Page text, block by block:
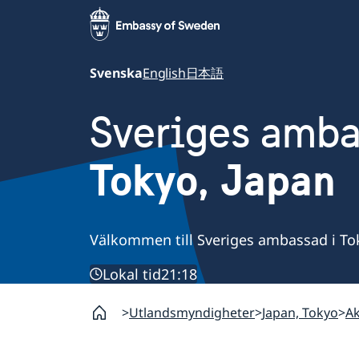
SvenskaEnglish日本語
Sveriges
Tokyo, Japan
Välkommen till Sveriges ambassad i
Lokal tid21:18
Utlandsmyndigheter Japan, Tokyo